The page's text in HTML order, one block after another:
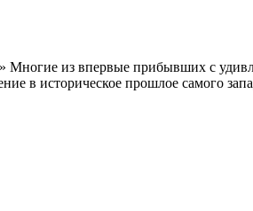
Многие из впервые прибывших с
в историческое прошлое самого